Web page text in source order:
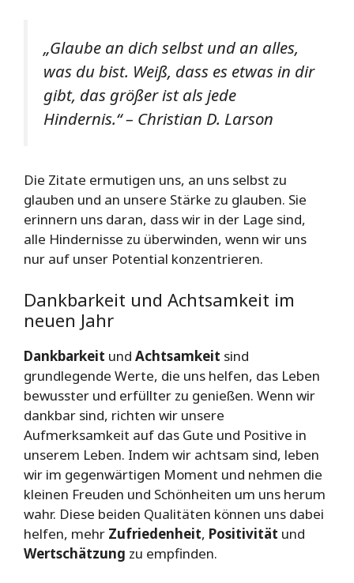
„Glaube an dich selbst und an alles,
was du bist. Weiß, dass es etwas in dir
gibt, das größer ist als jede
Hindernis.“ – Christian D. Larson
Die Zitate ermutigen uns, an uns selbst zu
glauben und an unsere Stärke zu glauben. Sie
erinnern uns daran, dass wir in der Lage sind,
alle Hindernisse zu überwinden, wenn wir uns
nur auf unser Potential konzentrieren.
Dankbarkeit und Achtsamkeit im
neuen Jahr
Dankbarkeit und Achtsamkeit sind
grundlegende Werte, die uns helfen, das Leben
bewusster und erfüllter zu genießen. Wenn wir
dankbar sind, richten wir unsere
Aufmerksamkeit auf das Gute und Positive in
unserem Leben. Indem wir achtsam sind, leben
wir im gegenwärtigen Moment und nehmen die
kleinen Freuden und Schönheiten um uns herum
wahr. Diese beiden Qualitäten können uns dabei
helfen, mehr Zufriedenheit, Positivität und
Wertschätzung zu empfinden.